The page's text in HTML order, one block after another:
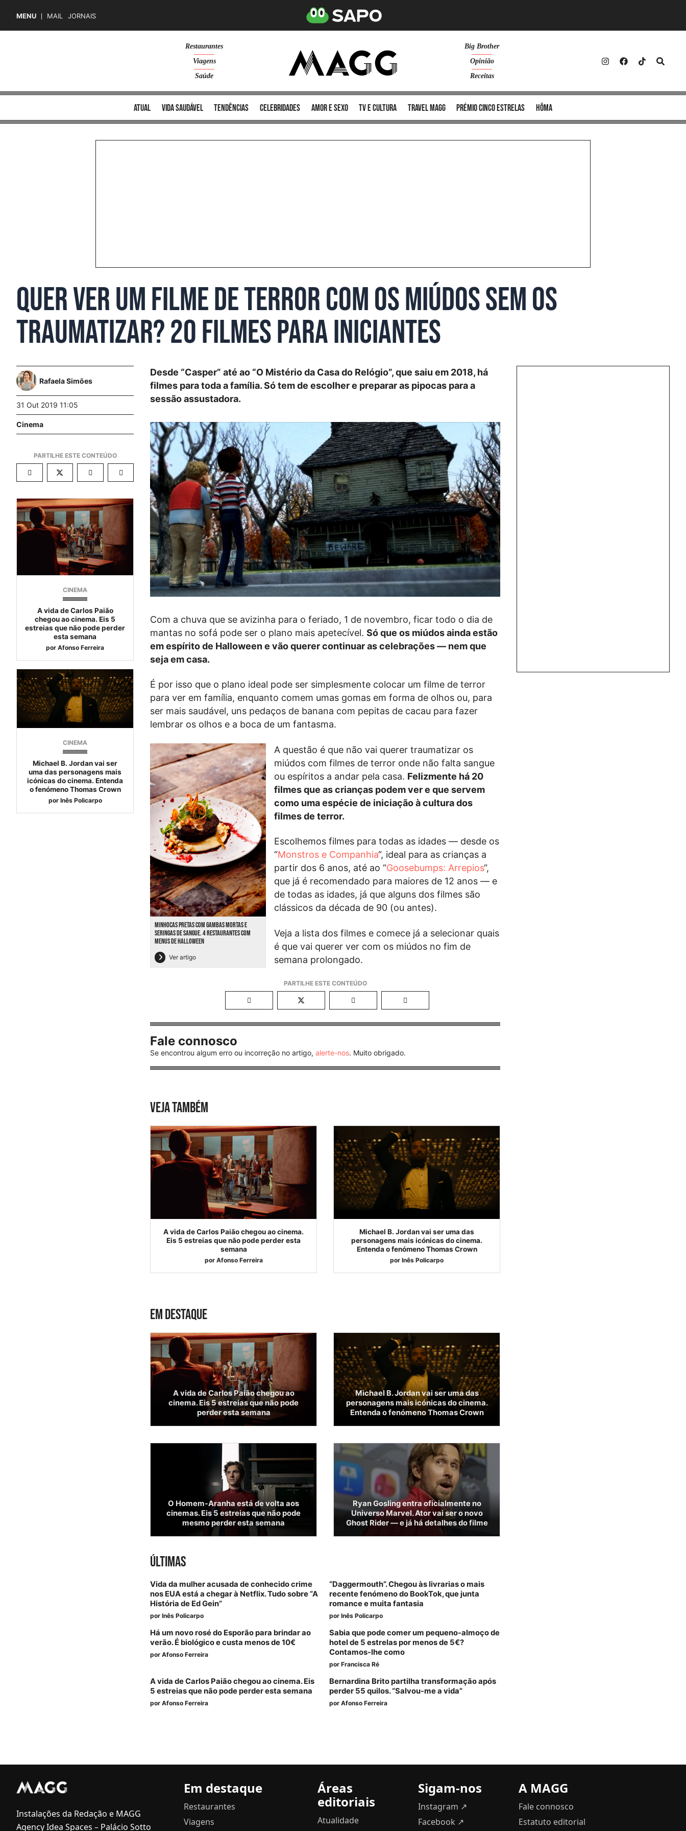
MENU MAIL JORNAIS
Restaurantes
Viagens
Saúde
Big Brother
Opinião
Receitas
atual vida saudável tendências celebridades amor e sexo TV e cultura Travel MAGG Prémio Cinco Estrelas Hôma
Quer ver um filme de terror com os miúdos sem os
traumatizar? 20 filmes para iniciantes
Rafaela Simões
31 Out 2019 11:05
Cinema
CINEMA
A vida de Carlos Paião
chegou ao cinema. Eis 5
estreias que não pode perder
esta semana
por Afonso Ferreira
CINEMA
Michael B. Jordan vai ser
uma das personagens mais
icónicas do cinema. Entenda
o fenómeno Thomas Crown
por Inês Policarpo
Desde “Casper” até ao “O Mistério da Casa do Relógio”, que saiu em 2018, há
filmes para toda a família. Só tem de escolher e preparar as pipocas para a
sessão assustadora.
Com a chuva que se avizinha para o feriado, 1 de novembro, ficar todo o dia de
mantas no sofá pode ser o plano mais apetecível.Só que os miúdos ainda estão
em espírito de Halloween e vão querer continuar as celebrações — nem que
seja em casa.
É por isso que o plano ideal pode ser simplesmente colocar um filme de terror
para ver em família, enquanto comem umas gomas em forma de olhos ou, para
ser mais saudável, uns pedaços de banana com pepitas de cacau para fazer
lembrar os olhos e a boca de um fantasma.
MINHOCAS PRETAS COM GAMBAS MORTAS E
SERINGAS DE SANGUE. 4 RESTAURANTES COM
MENUS DE HALLOWEEN
Ver artigo
A questão é que não vai querer traumatizar os
miúdos com filmes de terror onde não falta sangue
ou espíritos a andar pela casa. Felizmente há 20
filmes que as crianças podem ver e que servem
como uma espécie de iniciação à cultura dos
filmes de terror.
Escolhemos filmes para todas as idades — desde os
“Monstros e Companhia“, ideal para as crianças a
partir dos 6 anos, até ao “Goosebumps: Arrepios“,
que já é recomendado para maiores de 12 anos — e
de todas as idades, já que alguns dos filmes são
clássicos da década de 90 (ou antes).
Veja a lista dos filmes e comece já a selecionar quais
é que vai querer ver com os miúdos no fim de
semana prolongado.
Fale connosco
Se encontrou algum erro ou incorreção no artigo,alerte-nos. Muito obrigado.
VEJA TAMBÉM
A vida de Carlos Paião chegou ao cinema.
Eis 5 estreias que não pode perder esta
semana
por Afonso Ferreira
Michael B. Jordan vai ser uma das
personagens mais icónicas do cinema.
Entenda o fenómeno Thomas Crown
por Inês Policarpo
EM DESTAQUE
A vida de Carlos Paião chegou ao
cinema. Eis 5 estreias que não pode
perder esta semana
Michael B. Jordan vai ser uma das
personagens mais icónicas do cinema.
Entenda o fenómeno Thomas Crown
O Homem-Aranha está de volta aos
cinemas. Eis 5 estreias que não pode
mesmo perder esta semana
Ryan Gosling entra oficialmente no
Universo Marvel. Ator vai ser o novo
Ghost Rider — e já há detalhes do filme
ÚLTIMAS
Vida da mulher acusada de conhecido crime
nos EUA está a chegar à Netflix. Tudo sobre “A
História de Ed Gein”
por Inês Policarpo
“Daggermouth”. Chegou às livrarias o mais
recente fenómeno do BookTok, que junta
romance e muita fantasia
por Inês Policarpo
Há um novo rosé do Esporão para brindar ao
verão. É biológico e custa menos de 10€
por Afonso Ferreira
Sabia que pode comer um pequeno-almoço de
hotel de 5 estrelas por menos de 5€?
Contamos-lhe como
por Francisca Ré
A vida de Carlos Paião chegou ao cinema. Eis
5 estreias que não pode perder esta semana
por Afonso Ferreira
Bernardina Brito partilha transformação após
perder 55 quilos. “Salvou-me a vida”
por Afonso Ferreira
Instalações da Redação e MAGG
Agency Idea Spaces – Palácio Sotto
Em destaque
Restaurantes
Viagens
Áreas
editoriais
Atualidade
Sigam-nos
Instagram ↗
Facebook ↗
A MAGG
Fale connosco
Estatuto editorial